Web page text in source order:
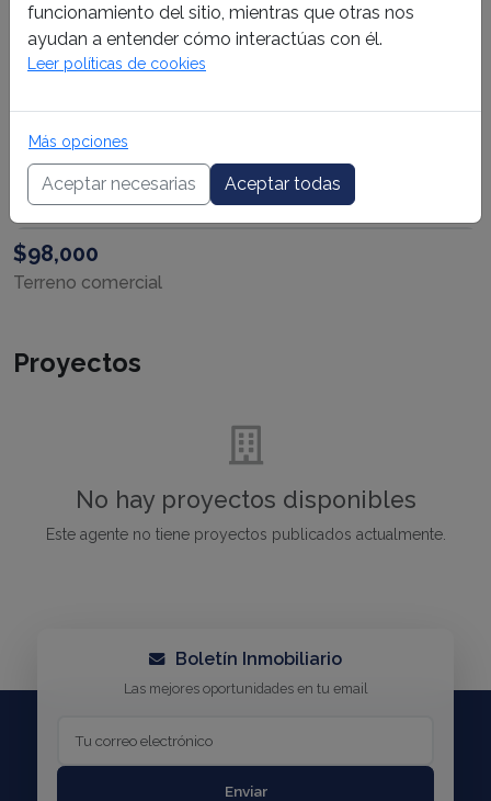
funcionamiento del sitio, mientras que otras nos
ayudan a entender cómo interactúas con él.
Leer políticas de cookies
Más opciones
Aceptar necesarias Aceptar todas
Propiedades
GALPÓN CON OFICINA
2839.34 m²
$98,000
Terreno comercial
Proyectos
No hay proyectos disponibles
Este agente no tiene proyectos publicados actualmente.
Boletín Inmobiliario
Las mejores oportunidades en tu email
Enviar